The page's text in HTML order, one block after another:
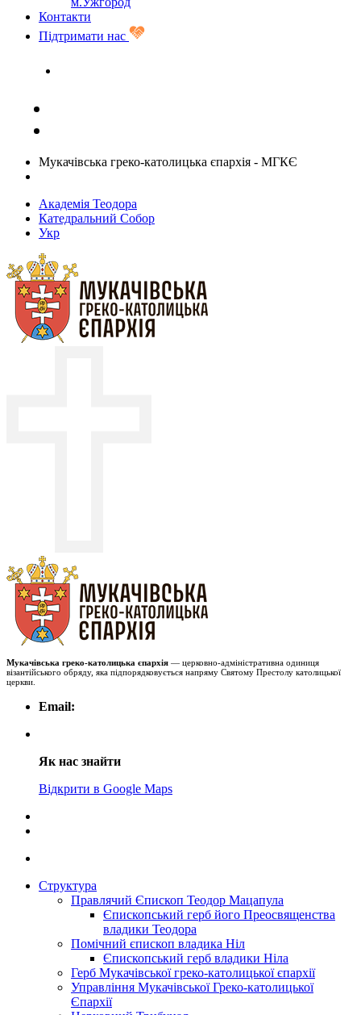
Контакти
Підтримати нас
Мукачівська греко-католицька єпархія - МГКЄ
Академія Теодора
Катедральний Собор
Укр
Мукачівська греко-католицька єпархія — церковно-адміністративна одиниця
візантійського обряду, яка підпорядковується напряму Святому Престолу католицької
церкви.
Email:
Як нас знайти
Відкрити в Google Maps
Структура
Правлячий Єпископ Теодор Мацапула
Єпископський герб його Преосвященства
владики Теодора
Помічний єпископ владика Ніл
Єпископський герб владики Ніла
Герб Мукачівської греко-католицької єпархії
Управління Мукачівської Греко-католицької
Єпархії